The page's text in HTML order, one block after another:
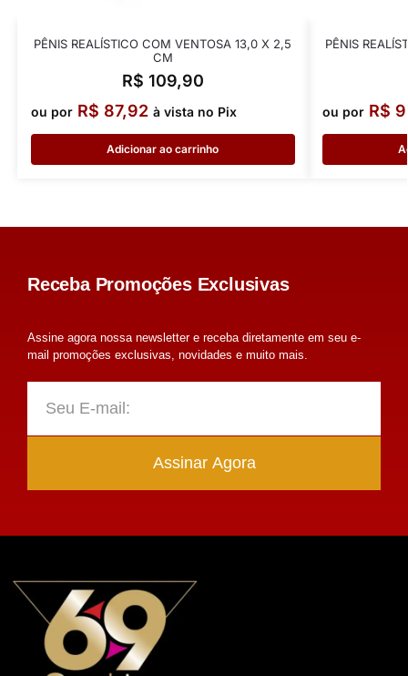
PÊNIS REALÍSTICO COM VENTOSA 13,0 X 2,5
CM
R$ 109,90
ou por R$ 87,92 à vista no Pix
Adicionar ao carrinho
PÊNIS
ou por R$
Receba Promoções Exclusivas
Assine agora nossa newsletter e receba diretamente em seu e-
mail promoções exclusivas, novidades e muito mais.
Assinar Agora